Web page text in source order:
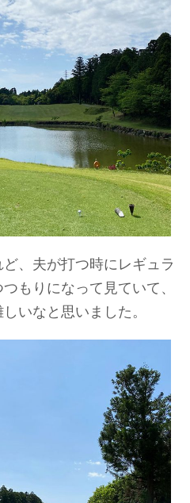
、夫が打つ時にレギュラ
もりになって見ていて、
いなと思いました。